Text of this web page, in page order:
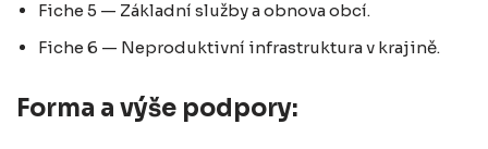
Fiche 5 — Základní služby a obnova obcí.
Fiche 6 — Neproduktivní infrastruktura v krajině.
Forma a výše podpory: